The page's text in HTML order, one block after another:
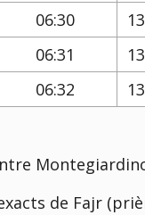
06:30
06:31
06:32
de Fajr